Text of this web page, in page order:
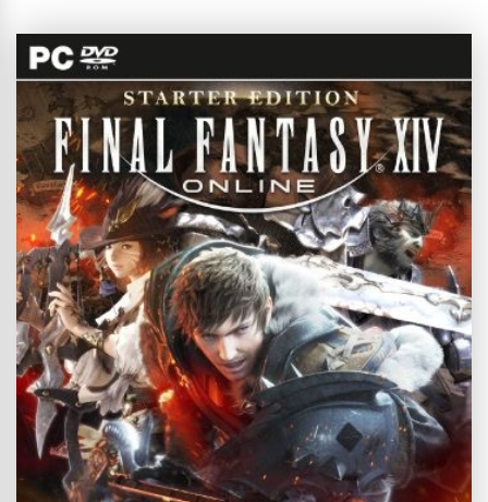
devam eden oyunlardan bir tanesi. Görsellik olarak tabii ki 2012’deki
ihtişamını artık korumuyor olsa da, Yüzüklerin Efendisi dünyasını bu
kadar iyi yansıtan bir...